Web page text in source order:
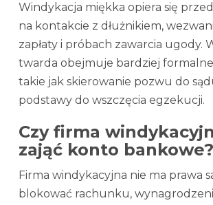
Windykacja miękka opiera się
na kontakcie z dłużnikiem,
zapłaty i próbach zawarcia ugody.
twarda obejmuje bardziej
takie jak skierowanie pozwu do
podstawy do wszczęcia egzekucji.
Czy firma
zająć konto bankowe?
Firma windykacyjna nie ma prawa
blokować rachunku,